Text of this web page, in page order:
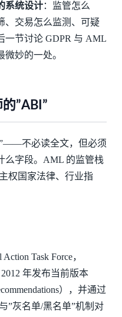
系统设计：监管怎么
、交易怎么监测、可疑
一节讨论 GDPR 与 AML
妙的一处。
”ABI”
不必读全文，但必须
么字段。AML 的监管栈
权国家法律、行业指
Task Force，
年发布当前版本
），并通过
”灰名单/黑名单”机制对